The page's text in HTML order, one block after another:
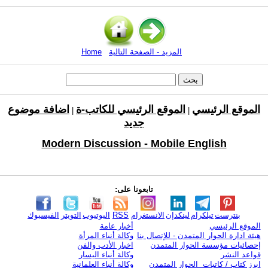
Home المزيد - الصفحة التالية
الموقع الرئيسي الموقع الرئيسي للكاتب-ة
اضافة موضوع
جديد
Modern Discussion - Mobile English
تابعونا على:
الفيسبوك التويتر اليوتيوب RSS الانستغرام لينكدإن تيلكرامبنترست
الموقع الرئيسي
هيئة ادارة الحوار المتمدن - للإتصال بنا
إحصائيات مؤسسة الحوار المتمدن
قواعد النشر
ابرز كتاب / كاتبات الحوار المتمدن
أخبار عامة
وكالة أنباء المرأة
اخبار الأدب والفن
وكالة أنباء اليسار
وكالة أنباء العلمانية